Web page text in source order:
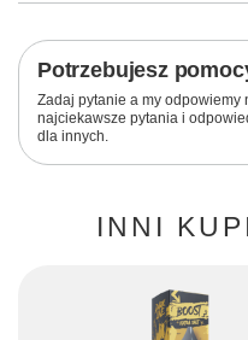
Potrzebujesz
Zadaj pytanie a my odpowiemy
najciekawsze pytania i
dla innych.
INNI